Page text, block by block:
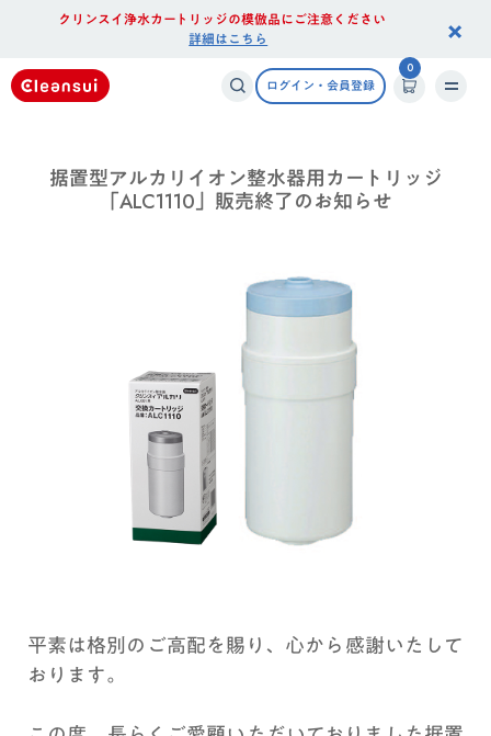
クリンスイ浄水カートリッジの模倣品にご注意ください
詳細はこちら
×
ログイン・会員登録
0
据置型アルカリイオン整水器用カートリッジ
「ALC1110」販売終了のお知らせ
平素は格別のご高配を賜り、心から感謝いたして
おります。